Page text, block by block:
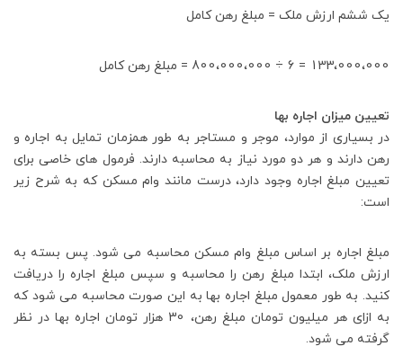
یک ششم ارزش ملک = مبلغ رهن کامل
133،000،000 = 6 ÷ 800،000،000 = مبلغ رهن کامل
تعیین میزان اجاره بها
در بسیاری از موارد، موجر و مستاجر به طور همزمان تمایل به اجاره و
رهن دارند و هر دو مورد نیاز به محاسبه دارند. فرمول های خاصی برای
تعیین مبلغ اجاره وجود دارد، درست مانند وام مسکن که به شرح زیر
است:
مبلغ اجاره بر اساس مبلغ وام مسکن محاسبه می شود. پس بسته به
ارزش ملک، ابتدا مبلغ رهن را محاسبه و سپس مبلغ اجاره را دریافت
کنید. به طور معمول مبلغ اجاره بها به این صورت محاسبه می شود که
به ازای هر میلیون تومان مبلغ رهن، 30 هزار تومان اجاره بها در نظر
گرفته می شود.